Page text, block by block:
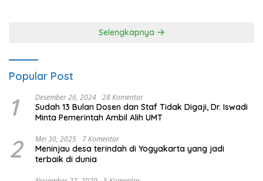
Selengkapnya
Popular Post
1 Desember 26, 2024 28 Komentar
Sudah 13 Bulan Dosen dan Staf Tidak Digaji, Dr. Iswadi
Minta Pemerintah Ambil Alih UMT
2 Mei 30, 2025 7 Komentar
Meninjau desa terindah di Yogyakarta yang jadi
terbaik di dunia